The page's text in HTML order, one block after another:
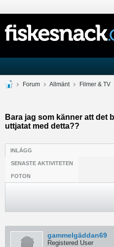
Forum Allmänt Filmer & TV
Bara jag som känner att det
uttjatat med detta??
INLÄGG
SENASTE AKTIVITETEN
FOTON
gammelgäddan69
Registered User